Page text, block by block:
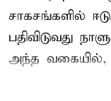
சாகசங்களில்
பதிவிடுவது
அந்த வகையில்,